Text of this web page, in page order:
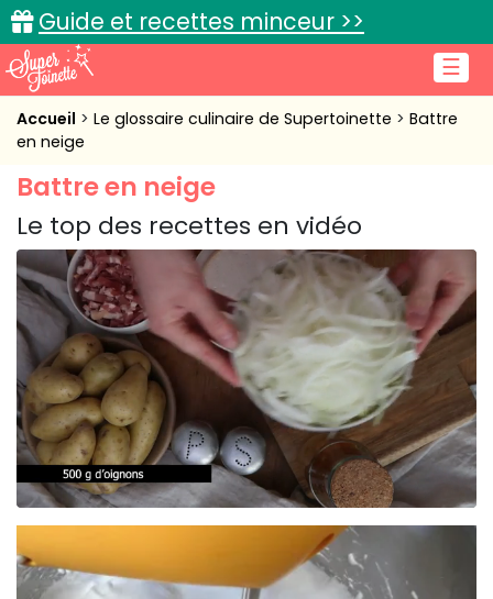
☰
Guide et recettes minceur >>
Accueil
Cuisine pratique
L'actu cuisine
Connexion
Accueil Le glossaire culinaire de Supertoinette
Battre
en neige
Battre en neige
Le top des recettes en vidéo